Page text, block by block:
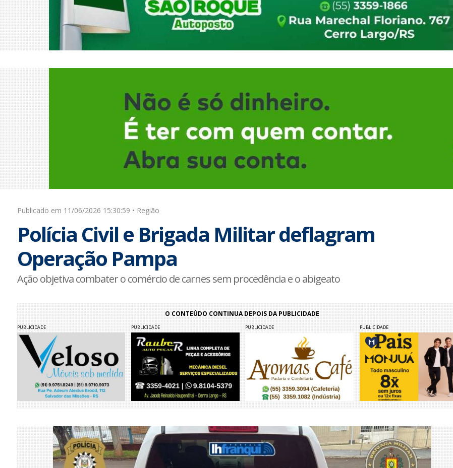
Publicado em 11/06/2026 15:30:59 • Região
Polícia Civil e Brigada Militar deflagram
Operação Pampa
Ação objetiva combater o comércio de carnes sem procedência e o abigeato
O CONTEÚDO CONTINUA DEPOIS DA PUBLICIDADE
PUBLICIDADE PUBLICIDADE PUBLICIDADE PUBLICIDADE